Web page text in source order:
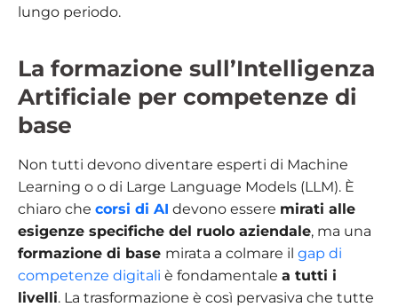
lungo periodo.
La formazione sull’Intelligenza
Artificiale per competenze di
base
Non tutti devono diventare esperti di Machine
Learning o o di Large Language Models (LLM). È
chiaro che corsi di AI devono essere mirati alle
esigenze specifiche del ruolo aziendale, ma una
formazione di base mirata a colmare il gap di
competenze digitali è fondamentale a tutti i
livelli. La trasformazione è così pervasiva che tutte